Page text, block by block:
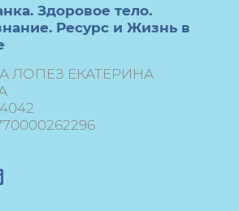
Здоровое тело.
Ресурс и Жизнь в
ЛОПЕЗ ЕКАТЕРИНА